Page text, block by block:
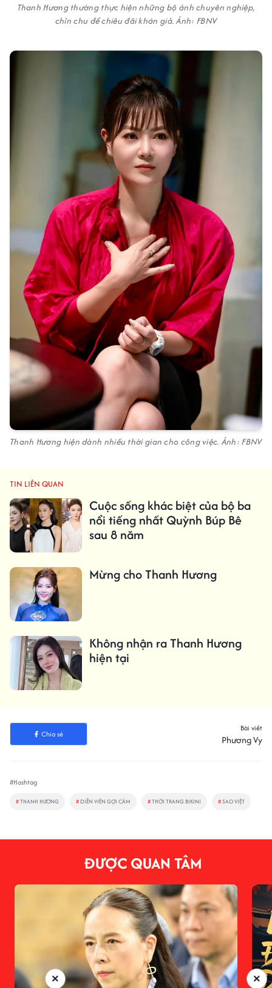
Thanh Hương thường thực hiện những bộ ảnh chuyên nghiệp,
chỉn chu để chiêu đãi khán giả. Ảnh: FBNV
Thanh Hương hiện dành nhiều thời gian cho công việc. Ảnh: FBNV
TIN LIÊN QUAN
Cuộc sống khác biệt của bộ ba
nổi tiếng nhất Quỳnh Búp Bê
sau 8 năm
Mừng cho Thanh Hương
Không nhận ra Thanh Hương
hiện tại
Chia sẻ
Bài viết
Phương Vy
#Hashtag
#THANH HƯƠNG # DIỄN VIÊN GỢI CẢM #THỜI TRANG BIKINI #SAO VIỆT
ĐƯỢC QUAN TÂM
×
×